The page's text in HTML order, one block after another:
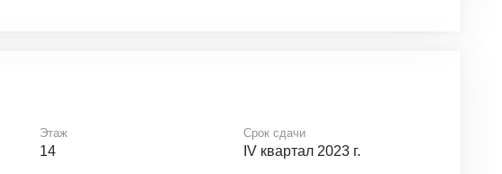
Этаж
14
Срок сдачи
IV квартал 2023 г.